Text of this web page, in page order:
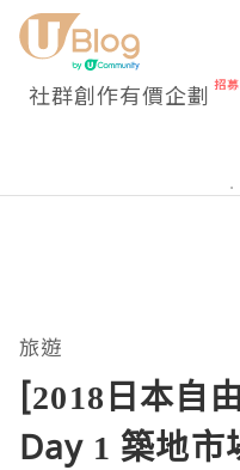
社群創作有價企劃
旅遊
[2018日本自
Day 1 築地市